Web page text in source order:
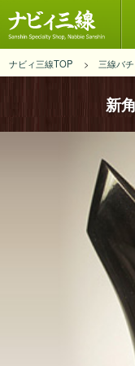
ナビィ三線TOP 三線バチ
新